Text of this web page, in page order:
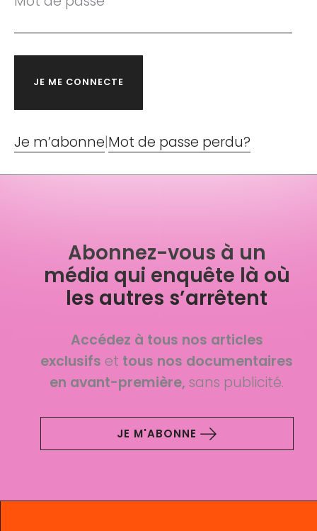
Je m’abonne|Mot de passe perdu?
Abonnez-vous à un
média qui enquête là où
les autres s’arrêtent
Accédez à tous nos articles
exclusifs et tous nos documentaires
en avant-première,sans publicité.
JE M'ABONNE